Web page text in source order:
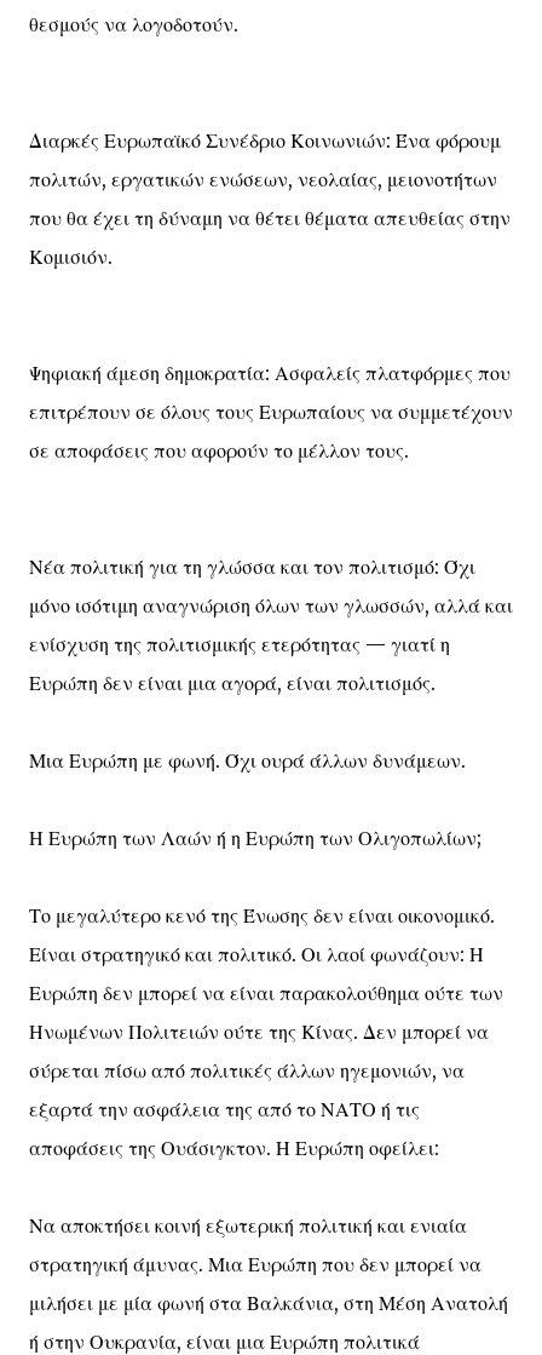
θεσμούς να λογοδοτούν.
Διαρκές Ευρωπαϊκό Συνέδριο Κοινωνιών: Ένα φόρουμ
πολιτών, εργατικών ενώσεων, νεολαίας, μειονοτήτων
που θα έχει τη δύναμη να θέτει θέματα απευθείας στην
Κομισιόν.
Ψηφιακή άμεση δημοκρατία: Ασφαλείς πλατφόρμες που
επιτρέπουν σε όλους τους Ευρωπαίους να συμμετέχουν
σε αποφάσεις που αφορούν το μέλλον τους.
Νέα πολιτική για τη γλώσσα και τον πολιτισμό: Όχι
μόνο ισότιμη αναγνώριση όλων των γλωσσών, αλλά και
ενίσχυση της πολιτισμικής ετερότητας — γιατί η
Ευρώπη δεν είναι μια αγορά, είναι πολιτισμός.
Μια Ευρώπη με φωνή. Όχι ουρά άλλων δυνάμεων.
Η Ευρώπη των Λαών ή η Ευρώπη των Ολιγοπωλίων;
Το μεγαλύτερο κενό της Ένωσης δεν είναι οικονομικό.
Είναι στρατηγικό και πολιτικό. Οι λαοί φωνάζουν: Η
Ευρώπη δεν μπορεί να είναι παρακολούθημα ούτε των
Ηνωμένων Πολιτειών ούτε της Κίνας. Δεν μπορεί να
σύρεται πίσω από πολιτικές άλλων ηγεμονιών, να
εξαρτά την ασφάλεια της από το ΝΑΤΟ ή τις
αποφάσεις της Ουάσιγκτον. Η Ευρώπη οφείλει:
Να αποκτήσει κοινή εξωτερική πολιτική και ενιαία
στρατηγική άμυνας. Μια Ευρώπη που δεν μπορεί να
μιλήσει με μία φωνή στα Βαλκάνια, στη Μέση Ανατολή
ή στην Ουκρανία, είναι μια Ευρώπη πολιτικά